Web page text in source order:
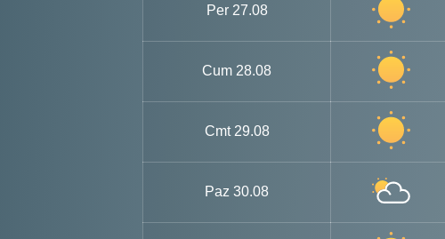
Per 27.08
Cum 28.08
Cmt 29.08
Paz 30.08